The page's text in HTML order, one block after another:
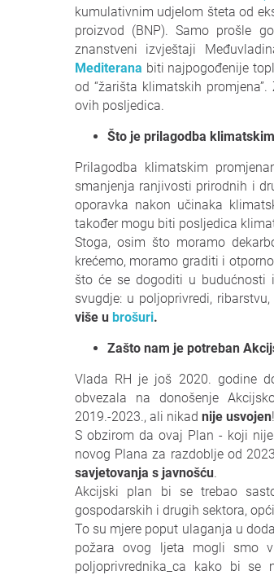
kumulativnim udjelom šteta od
proizvod (BNP). Samo prošle
znanstveni izvještaji
Mediterana biti najpogođenije
od “žarišta klimatskih
ovih posljedica.
Što je prilagodba
Prilagodba klimatskim
smanjenja ranjivosti prirodnih i
oporavka nakon učinaka
također mogu biti posljedica
Stoga, osim što moramo
krećemo, moramo graditi i
što će se dogoditi u budućnosti
svugdje: u poljoprivredi,
više u brošuri.
Zašto nam je potreban
Vlada RH je još 2020. godine
obvezala na donošenje
2019.-2023., ali nikad nije usvojen!
S obzirom da ovaj Plan - koji
novog Plana za razdoblje od
savjetovanja s javnošću.
Akcijski plan bi se trebao
gospodarskih i drugih sektora,
To su mjere poput ulaganja u
požara ovog ljeta mogli smo
poljoprivrednika_ca kako bi